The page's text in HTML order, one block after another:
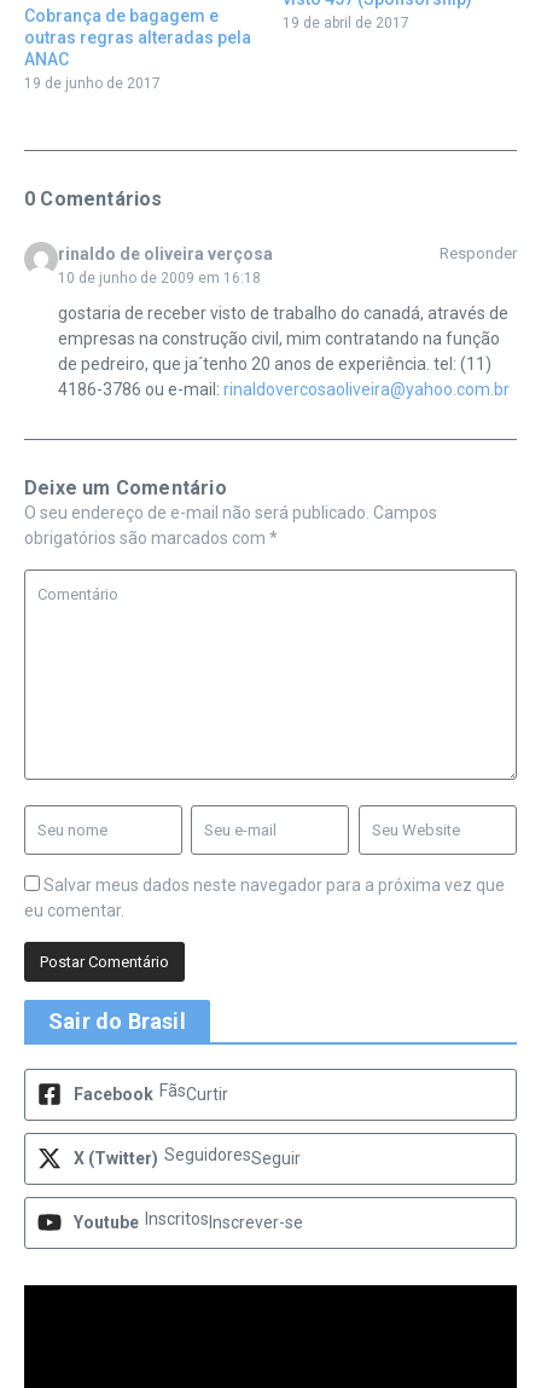
Cobrança de bagagem e
outras regras alteradas pela
ANAC
19 de junho de 2017
19 de abril de 2017
0 Comentários
rinaldo de oliveira verçosa
10 de junho de 2009 em 16:18
Responder
gostaria de receber visto de trabalho do canadá, através de
empresas na construção civil, mim contratando na função
de pedreiro, que ja´tenho 20 anos de experiência. tel: (11)
4186-3786 ou e-mail: rinaldovercosaoliveira@yahoo.com.br
Deixe um Comentário
O seu endereço de e-mail não será publicado. Campos
obrigatórios são marcados com *
Salvar meus dados neste navegador para a próxima vez que
eu comentar.
Sair do Brasil
Facebook FãsCurtir
X (Twitter) SeguidoresSeguir
Youtube Inscritos Inscrever-se